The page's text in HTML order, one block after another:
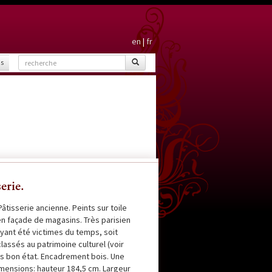
en|fr
ancienne. Peints sur toile
façade de magasins. Très parisien
été victimes du temps, soit
au patrimoine culturel (voir
bon état. Encadrement bois. Une
hauteur 184,5 cm. Largeur